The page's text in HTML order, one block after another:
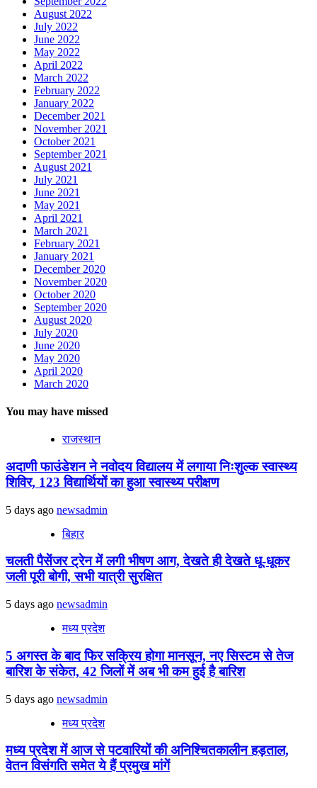
August 2022
July 2022
June 2022
May 2022
April 2022
March 2022
February 2022
January 2022
December 2021
November 2021
October 2021
September 2021
August 2021
July 2021
June 2021
May 2021
April 2021
March 2021
February 2021
January 2021
December 2020
November 2020
October 2020
September 2020
August 2020
July 2020
June 2020
May 2020
April 2020
March 2020
You may have missed
राजस्थान
अदाणी फाउंडेशन ने नवोदय विद्यालय में लगाया निःशुल्क स्वास्थ्य
शिविर, 123 विद्यार्थियों का हुआ स्वास्थ्य परीक्षण
5 days ago newsadmin
बिहार
चलती पैसेंजर ट्रेन में लगी भीषण आग, देखते ही देखते धू-धूकर
जली पूरी बोगी, सभी यात्री सुरक्षित
5 days ago newsadmin
मध्य प्रदेश
5 अगस्त के बाद फिर सक्रिय होगा मानसून, नए सिस्टम से तेज
बारिश के संकेत, 42 जिलों में अब भी कम हुई है बारिश
5 days ago newsadmin
मध्य प्रदेश
मध्य प्रदेश में आज से पटवारियों की अनिश्चितकालीन हड़ताल,
वेतन विसंगति समेत ये हैं प्रमुख मांगें